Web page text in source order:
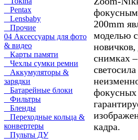
Pentax
Lensbaby
Прочие
04 Аксессуары для фото
& видео
Карты памяти
Чехлы сумки ремни
Аккумуляторы &
зарядки
Батарейные блоки
Фильтры
Бленды
Переходные кольца &
конвертеры
Пульты ДУ
фокусным
200mm
моделью
новичков,
снимках
фокусных
кадра.